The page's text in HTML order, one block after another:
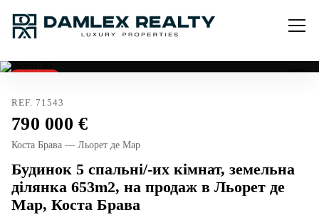
REF. 71543
790 000
Коста Брава — Льорет де Мар
Будинок 5 спальні/-их кімнат, земельна
ділянка 653m2, на продаж в Льорет де
Мар, Коста Брава